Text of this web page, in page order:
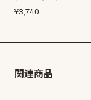
¥3,740
関連商品